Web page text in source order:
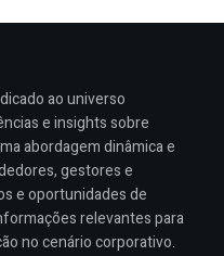
ao universo
e insights sobre
abordagem dinâmica e
gestores e
e oportunidades de
relevantes para
no cenário corporativo.